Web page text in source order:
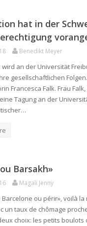
hat in der
Benedikt Meyer
wird an der Universität
gesellschaftlichen
Francesca Falk. Frau
Tagung an der
Barsakh»
Magali Jenny
Barcelone ou périr», voilà
un taux de chômage
choix: les petits boulots